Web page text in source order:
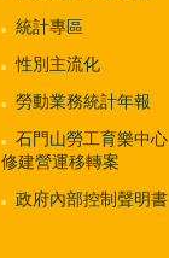
統計專區
性別主流化
勞動業務統計年報
石門山勞工育樂中心
修建營運移轉案
政府內部控制聲明書